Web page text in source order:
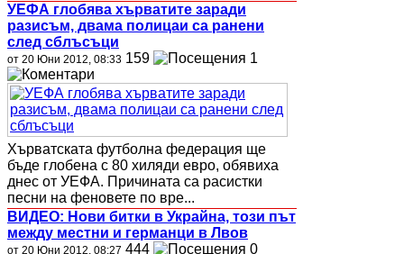
УЕФА глобява хърватите заради
разисъм, двама полицаи са ранени
след сблъсъци
от 20 Юни 2012, 08:33 159 1
Хърватската футболна федерация ще
бъде глобена с 80 хиляди евро, обявиха
днес от УЕФА. Причината са расистки
песни на феновете по вре...
ВИДЕО: Нови битки в Украйна, този път
между местни и германци в Лвов
от 20 Юни 2012, 08:27 444 0